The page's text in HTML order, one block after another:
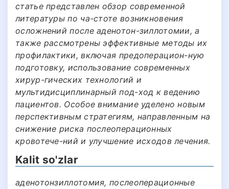
статье представлен обзор современной
литературы по ча-стоте возникновения
осложнений после аденотон-зиллотомии, а
также рассмотрены эффективные методы их
профилактики, включая предоперацион-ную
подготовку, использование современных
хирур-гических технологий и
мультидисциплинарный под-ход к ведению
пациентов. Особое внимание уделено новым
перспективным стратегиям, направленным на
снижение риска послеоперационных
кровотече-ний и улучшение исходов лечения.
Kalit so'zlar
аденотонзиллотомия, послеоперационные